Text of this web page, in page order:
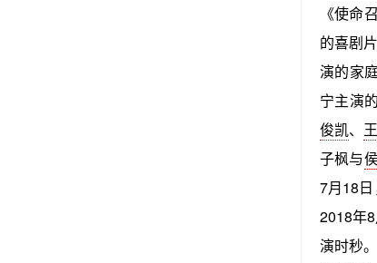
《使命
的喜剧
演的家
宁主演
俊凯、
子枫与
7月18
2018年
演时秒